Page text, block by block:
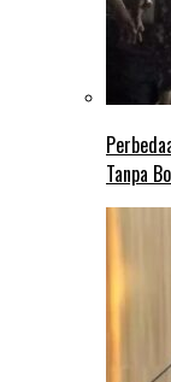
Tanpa